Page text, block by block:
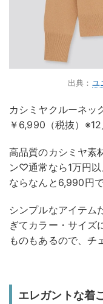
出典： ユ
カシミヤクルーネッ
￥6,990（税抜）
高品質のカシミヤ素
ン♡通常なら1万円以
ならなんと6,990円
シンプルなアイテム
ぎてカラー・サイズ
ものもあるので、チ
エレガントな着